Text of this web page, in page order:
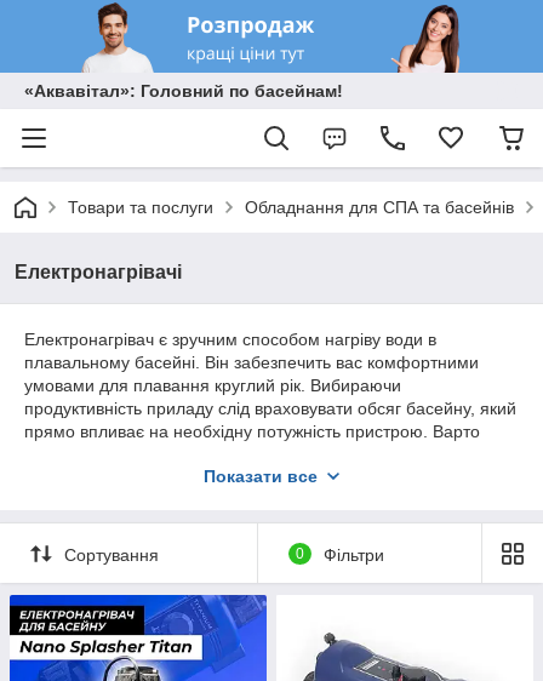
«Аквавітал»: Головний по басейнам!
Товари та послуги Обладнання для СПА та басейнів
Електронагрівачі
Електронагрівач є зручним способом нагріву води в
плавальному басейні. Він забезпечить вас комфортними
умовами для плавання круглий рік. Вибираючи
продуктивність приладу слід враховувати обсяг басейну, який
прямо впливає на необхідну потужність пристрою. Варто
швидше теплообмінників.
Основними різновидами корпусу є пластиковий та
не боїться корозії і стійкий до деформації від підвищення
температури. Нержавіючі здатні витримати велику
температуру, а при сплаві з титаном вони можуть
використовуватися в агресивному середовищі.
Показати все
Сортування 0 Фільтри